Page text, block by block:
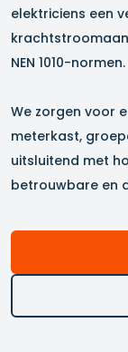
elektriciens een
NEN 1010-normen.
We zorgen voor
meterkast,
uitsluitend met
betrouwbare en